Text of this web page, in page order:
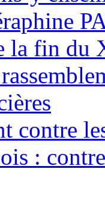
la fin du
contre
: